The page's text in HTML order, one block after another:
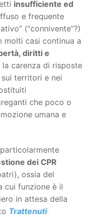
insufficiente ed
e frequente
(“connivente”?)
molti casi continua a
diritti e
la carenza di risposte
territori e nei
che poco o
umana e
dei CPR
ossia del
cui funzione è il
in attesa della
Trattenuti